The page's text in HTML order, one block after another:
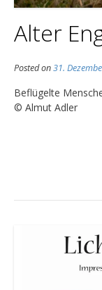
Alter
Posted on31.
Beflügelte
© Almut Adler